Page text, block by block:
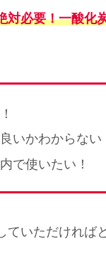
対必要！一酸化
いかわからない
で使いたい！
いただければ